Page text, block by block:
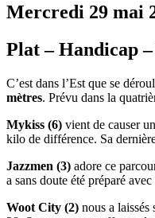
Mercredi 29 mai
Plat – Handicap –
C’est dans l’Est que se
mètres. Prévu dans la
Mykiss (6) vient de causer
kilo de différence. Sa
Jazzmen (3) adore ce
a sans doute été préparé
Woot City (2) nous a